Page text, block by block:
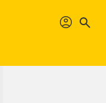
profil search